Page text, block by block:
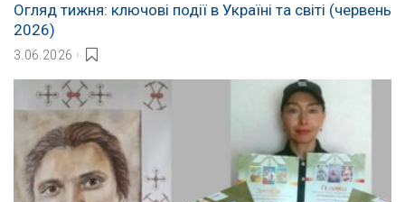
Огляд тижня: ключові події в Україні та світі (червень
2026)
3.06.2026